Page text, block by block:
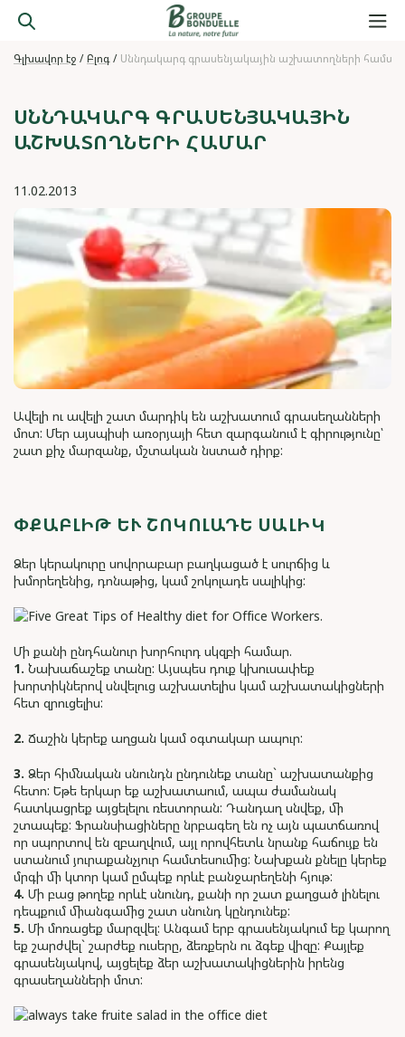
Գլխավոր էջ Բլոգ Սննդակարգ գրասենյակային աշխատողների համար
ՍՆՆԴԱԿԱՐԳ ԳՐԱՍԵՆՅԱԿԱՅԻՆ
ԱՇԽԱՏՈՂՆԵՐԻ ՀԱՄԱՐ
11.02.2013
Ավելի ու ավելի շատ մարդիկ են աշխատում գրասեղանների
մոտ: Մեր այսպիսի առօրյայի հետ զարգանում է գիրությունը՝
շատ քիչ մարզանք, մշտական նստած դիրք:
ՓՔԱԲԼԻԹ ԵՒ ՇՈԿՈԼԱԴԵ ՍԱԼԻԿ
Ձեր կերակուրը սովորաբար բաղկացած է սուրճից և
խմորեղենից, դոնաթից, կամ շոկոլադե սալիկից:
Մի քանի ընդհանուր խորհուրդ սկզբի համար.
1. Նախաճաշեք տանը: Այսպես դուք կխուսափեք
խորտիկներով սնվելուց աշխատելիս կամ աշխատակիցների
հետ զրուցելիս:
2. Ճաշին կերեք աղցան կամ օգտակար ապուր:
3. Ձեր հիմնական սնունդն ընդունեք տանը` աշխատանքից
հետո: Եթե երկար եք աշխատաում, ապա ժամանակ
հատկացրեք այցելելու ռեստորան: Դանդաղ սնվեք, մի
շտապեք: Ֆրանսիացիները նրբագեղ են ոչ այն պատճառով
որ սպորտով են զբաղվում, այլ որովհետև նրանք հաճույք են
ստանում յուրաքանչյուր համտեսումից: Նախքան քնելը կերեք
մրգի մի կտոր կամ ըմպեք որևէ բանջարեղենի հյութ:
4. Մի բաց թողեք որևէ սնունդ, քանի որ շատ քաղցած լինելու
դեպքում միանգամից շատ սնունդ կընդունեք:
5. Մի մոռացեք մարզվել: Անգամ երբ գրասենյակում եք կարող
եք շարժվել` շարժեք ուսերը, ձեռքերն ու ձգեք վիզը: Քայլեք
գրասենյակով, այցելեք ձեր աշխատակիցներին իրենց
գրասեղանների մոտ: